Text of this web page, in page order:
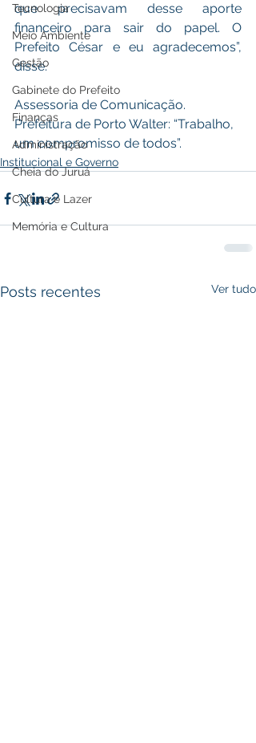
Tecnologia
Meio Ambiente
Gestão
Gabinete do Prefeito
Finanças
Administração
Cheia do Juruá
Cultura e Lazer
Memória e Cultura
que precisavam desse aporte
financeiro para sair do papel. O
Prefeito César e eu agradecemos”,
disse.
Assessoria de Comunicação.
Prefeitura de Porto Walter: “Trabalho,
um compromisso de todos”.
Institucional e Governo
Posts recentes Ver tudo